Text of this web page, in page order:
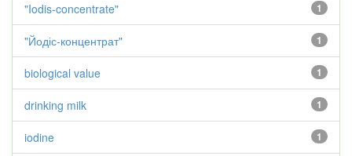
1
"Iodis-concentrate"
1
"Йодіс-концентрат"
1
biological value
1
drinking milk
1
iodine